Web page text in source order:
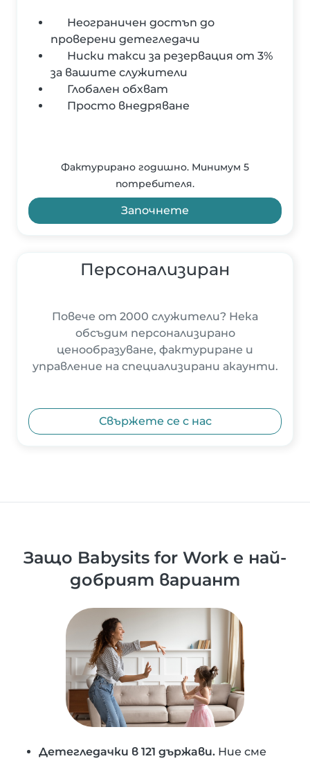
Неограничен достъп до
проверени детегледачи
Ниски такси за резервация от 3%
за вашите служители
Глобален обхват
Просто внедряване
Фактурирано годишно. Минимум 5
потребителя.
Започнете
Персонализиран
Повече от 2000 служители? Нека
обсъдим персонализирано
ценообразуване, фактуриране и
управление на специализирани акаунти.
Свържете се с нас
Защо Babysits for Work е най-
добрият вариант
Детегледачки в 121 държави. Ние сме